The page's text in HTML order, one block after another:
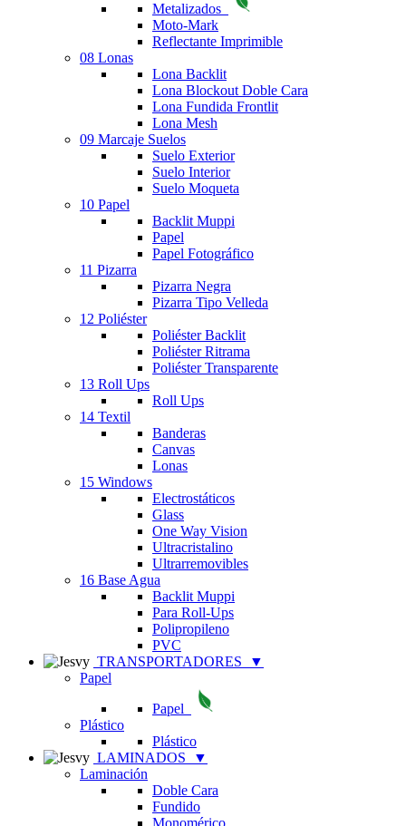
Metalizados
Moto-Mark
Reflectante Imprimible
08 Lonas
Lona Backlit
Lona Blockout Doble Cara
Lona Fundida Frontlit
Lona Mesh
09 Marcaje Suelos
Suelo Exterior
Suelo Interior
Suelo Moqueta
10 Papel
Backlit Muppi
Papel
Papel Fotográfico
11 Pizarra
Pizarra Negra
Pizarra Tipo Velleda
12 Poliéster
Poliéster Backlit
Poliéster Ritrama
Poliéster Transparente
13 Roll Ups
Roll Ups
14 Textil
Banderas
Canvas
Lonas
15 Windows
Electrostáticos
Glass
One Way Vision
Ultracristalino
Ultrarremovibles
16 Base Agua
Backlit Muppi
Para Roll-Ups
Polipropileno
PVC
TRANSPORTADORES
▼
Papel
Papel
Plástico
Plástico
LAMINADOS
▼
Laminación
Doble Cara
Fundido
Monomérico